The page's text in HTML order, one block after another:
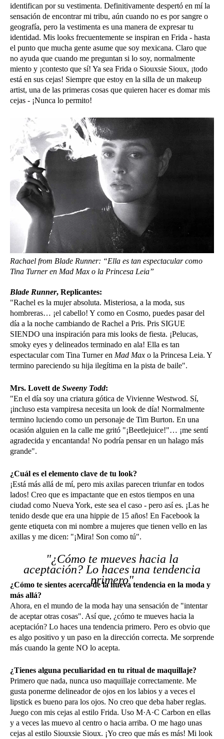
identifican por su vestimenta. Definitivamente despertó en mí la
sensación de encontrar mi tribu, aún cuando no es por sangre o
geografía, pero la vestimenta es una manera de expresar tu
identidad. Mis looks frecuentemente se inspiran en Frida - hasta
el punto que mucha gente asume que soy mexicana. Claro que
no ayuda que cuando me preguntan si lo soy, normalmente
miento y ¡contesto que sí! Ya sea Frida o Siouxsie Sioux, ¡todo
está en sus cejas! Siempre que estoy en la silla de un makeup
artist, una de las primeras cosas que quieren hacer es domar mis
cejas - ¡Nunca lo permito!
Rachael from Blade Runner: “Ella es tan espectacular como
Tina Turner en Mad Max o la Princesa Leia”
Blade Runner, Replicantes:
"Rachel es la mujer absoluta. Misteriosa, a la moda, sus
hombreras… ¡el cabello! Y como en Cosmo, puedes pasar del
día a la noche cambiando de Rachel a Pris. Pris SIGUE
SIENDO una inspiración para mis looks de fiesta. ¡Pelucas,
smoky eyes y delineados terminado en ala! Ella es tan
espectacular com Tina Turner en Mad Max o la Princesa Leia. Y
termino pareciendo su hija ilegítima en la pista de baile".
Mrs. Lovett de Sweeny Todd:
"En el día soy una criatura gótica de Vivienne Westwod. Sí,
¡incluso esta vampiresa necesita un look de día! Normalmente
termino luciendo como un personaje de Tim Burton. En una
ocasión alguien en la calle me gritó "¡Beetlejuice!"… ¡me sentí
agradecida y encantanda! No podría pensar en un halago más
grande".
¿Cuál es el elemento clave de tu look?
¡Está más allá de mí, pero mis axilas parecen triunfar en todos
lados! Creo que es impactante que en estos tiempos en una
ciudad como Nueva York, este sea el caso - pero así es. ¡Las he
tenido desde que era una hippie de 15 años! En Facebook la
gente etiqueta con mi nombre a mujeres que tienen vello en las
axillas y me dicen: "¡Mira! Son como tú".
"¿Cómo te mueves hacia la
aceptación? Lo haces una tendencia
primero"
¿Cómo te sientes acerca de la nueva tendencia en la moda y
más allá?
Ahora, en el mundo de la moda hay una sensación de "intentar
de aceptar otras cosas". Así que, ¿cómo te mueves hacia la
aceptación? Lo haces una tendencia primero. Pero es obvio que
es algo positivo y un paso en la dirección correcta. Me sorprende
más cuando la gente NO lo acepta.
¿Tienes alguna peculiaridad en tu ritual de maquillaje?
Primero que nada, nunca uso maquillaje correctamente. Me
gusta ponerme delineador de ojos en los labios y a veces el
lipstick es bueno para los ojos. No creo que deba haber reglas.
Juego con mis cejas al estilo Frida. Uso M·A·C Carbon en ellas
y a veces las muevo al centro o hacia arriba. O me hago unas
cejas al estilo Siouxsie Sioux. ¡Yo creo que más es más! Mi look